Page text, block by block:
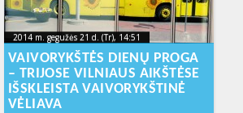
2014 m. gegužės 21 d. (Tr), 14:51
2014-06-09T11:42:27+00:00
2014 m. gegužės 21 d. (Tr), 14:51
2014-06-
09T11:42:27+00:00
VAIVORYKŠTĖS DIENŲ PROGA
– TRIJOSE VILNIAUS AIKŠTĖSE
IŠSKLEISTA VAIVORYKŠTINĖ
VĖLIAVA